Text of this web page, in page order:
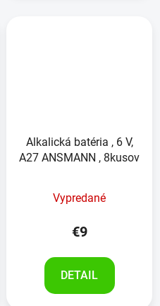
Alkalická batéria , 6 V,
A27 ANSMANN , 8kusov
Vypredané
€9
DETAIL